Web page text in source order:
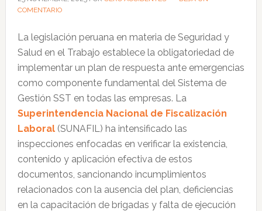
COMENTARIO
La legislación peruana en materia de Seguridad y
Salud en el Trabajo establece la obligatoriedad de
implementar un plan de respuesta ante emergencias
como componente fundamental del Sistema de
Gestión SST en todas las empresas. La
Superintendencia Nacional de Fiscalización
Laboral (SUNAFIL) ha intensificado las
inspecciones enfocadas en verificar la existencia,
contenido y aplicación efectiva de estos
documentos, sancionando incumplimientos
relacionados con la ausencia del plan, deficiencias
en la capacitación de brigadas y falta de ejecución